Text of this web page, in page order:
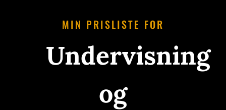
MIN PRISLISTE FOR
Undervisning
og